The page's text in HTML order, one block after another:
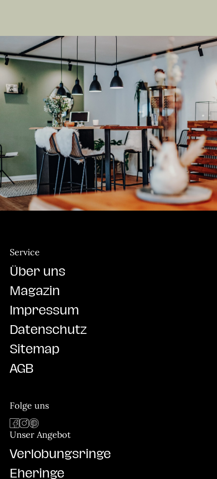
Service
Über uns
Magazin
Impressum
Datenschutz
Sitemap
AGB
Folge uns
Unser Angebot
Verlobungsringe
Eheringe